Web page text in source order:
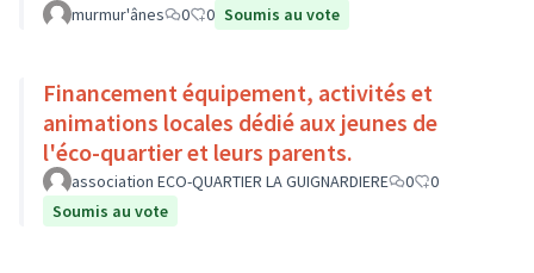
murmur'ânes 0 0 Soumis au vote
Financement équipement, activités et
animations locales dédié aux jeunes de
l'éco-quartier et leurs parents.
association ECO-QUARTIER LA GUIGNARDIERE 0
0
Soumis au vote